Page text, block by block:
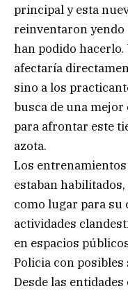
principal y esta
reinventaron yendo
han podido
afectaría
sino a los
busca de una mejor
para afrontar este
azota.
Los entrenamientos
estaban
como lugar para su
actividades
en espacios
Policia con posibles
Desde las